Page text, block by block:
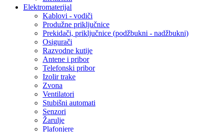
Elektromaterijal
Kablovi - vodiči
Produžne priključnice
Prekidači, priključnice (podžbukni - nadžbukni)
Osigurači
Razvodne kutije
Antene i pribor
Telefonski pribor
Izolir trake
Zvona
Ventilatori
Stubišni automati
Senzori
Žarulje
Plafonjere